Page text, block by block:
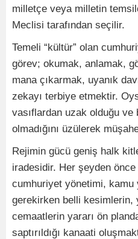
milletçe veya milletin
Meclisi tarafından seçilir.
Temeli “kültür” olan
görev; okumak, anlamak,
mana çıkarmak, uyanık
zekayı terbiye etmektir.
vasıflardan uzak olduğu ve
olmadığını üzülerek
Rejimin gücü geniş halk
iradesidir. Her şeyden
cumhuriyet yönetimi, kamu
gerekirken belli kesimlerin,
cemaatlerin yararı ön
saptırıldığı kanaati